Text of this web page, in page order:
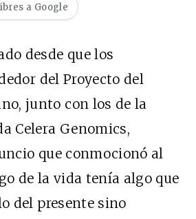
a Google
desde que los
del Proyecto del
junto con los de la
Celera Genomics,
que conmocionó al
de la vida tenía algo que
del presente sino